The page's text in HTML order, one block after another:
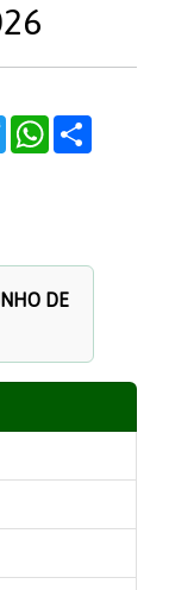
TwitterWhatsApp
DE